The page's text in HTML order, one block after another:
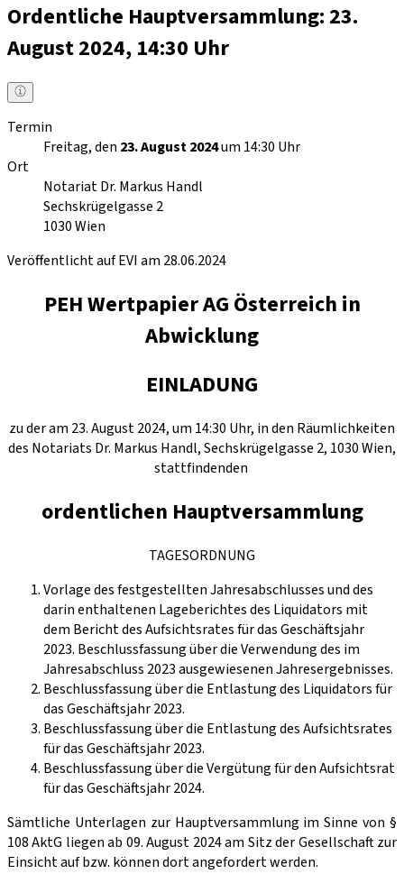
Ordentliche Hauptversammlung: 23.
August 2024, 14:30 Uhr
Termin
Freitag, den 23. August 2024um 14:30 Uhr
Ort
Notariat Dr. Markus Handl
Sechskrügelgasse 2
1030Wien
Veröffentlicht auf EVI am 28.06.2024
PEH Wertpapier AG Österreich in
Abwicklung
EINLADUNG
zu der am 23. August 2024, um 14:30 Uhr, in den Räumlichkeiten
des Notariats Dr. Markus Handl, Sechskrügelgasse 2, 1030 Wien,
stattfindenden
ordentlichen Hauptversammlung
TAGESORDNUNG
Vorlage des festgestellten Jahresabschlusses und des
darin enthaltenen Lageberichtes des Liquidators mit
dem Bericht des Aufsichtsrates für das Geschäftsjahr
2023. Beschlussfassung über die Verwendung des im
Jahresabschluss 2023 ausgewiesenen Jahresergebnisses.
Beschlussfassung über die Entlastung des Liquidators für
das Geschäftsjahr 2023.
Beschlussfassung über die Entlastung des Aufsichtsrates
für das Geschäftsjahr 2023.
Beschlussfassung über die Vergütung für den Aufsichtsrat
für das Geschäftsjahr 2024.
Sämtliche Unterlagen zur Hauptversammlung im Sinne von §
108 AktG liegen ab 09. August 2024 am Sitz der Gesellschaft zur
Einsicht auf bzw. können dort angefordert werden.